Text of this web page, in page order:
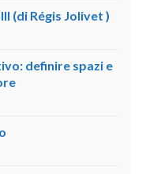
(di Régis Jolivet )
definire spazi e